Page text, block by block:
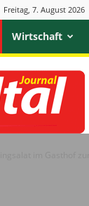
Freitag, 7. August 2026
Wirtschaft